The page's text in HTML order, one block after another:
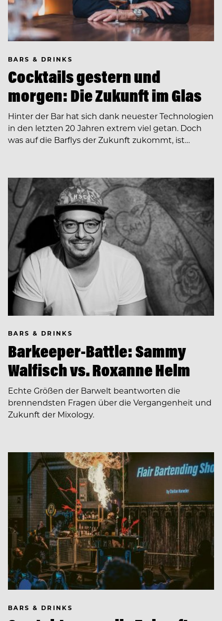
BARS & DRINKS
Cocktails gestern und
morgen: Die Zukunft im Glas
Hinter der Bar hat sich dank neuester Technologien
in den letzten 20 Jahren extrem viel getan. Doch
was auf die Barflys der Zukunft zukommt, ist…
BARS & DRINKS
Barkeeper-Battle: Sammy
Walfisch vs. Roxanne Helm
Echte Größen der Barwelt beantworten die
brennendsten Fragen über die Vergangenheit und
Zukunft der Mixology.
BARS & DRINKS